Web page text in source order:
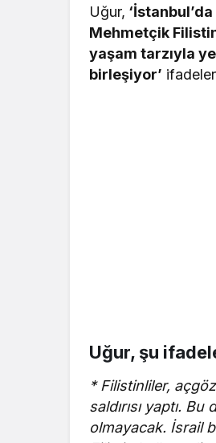
Uğur,
Mehmetçik
yaşam tarzıyla
birleşiyor’
Uğur, şu
* Filistinliler,
saldırısı yaptı.
olmayacak. İsrail